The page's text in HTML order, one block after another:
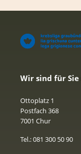
Wir sind für Sie
Ottoplatz 1
Postfach 368
7001 Chur
Tel.: 081 300 50 90